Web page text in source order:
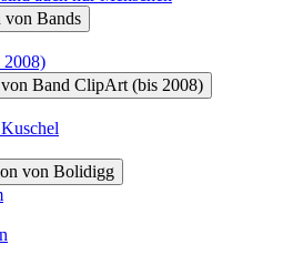
von Bands
Band ClipArt (bis 2008)
von Bolidigg